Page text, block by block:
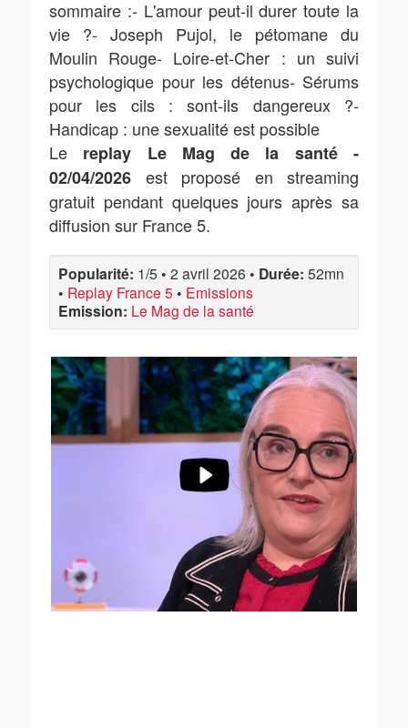
sommaire :- L'amour peut-il durer toute la
vie ?- Joseph Pujol, le pétomane du
Moulin Rouge- Loire-et-Cher : un suivi
psychologique pour les détenus- Sérums
pour les cils : sont-ils dangereux ?-
Handicap : une sexualité est possible
Le replay Le Mag de la santé -
02/04/2026 est proposé en streaming
gratuit pendant quelques jours après sa
diffusion sur France 5.
Popularité: 1/5 • 2 avril 2026 • Durée: 52mn
• Replay France 5 • Emissions
Emission: Le Mag de la santé